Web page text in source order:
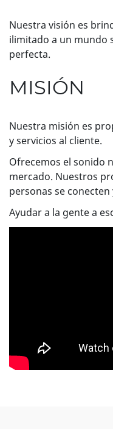
Nuestra visión es
ilimitado a un mundo
perfecta.
MISIÓN
Nuestra misión es
y servicios al cliente.
Ofrecemos el sonido
mercado. Nuestros
personas se
Ayudar a la gente a